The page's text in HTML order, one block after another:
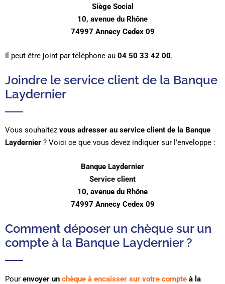
Siège Social
10, avenue du Rhône
74997 Annecy Cedex 09
Il peut être joint par téléphone au 04 50 33 42 00.
Joindre le service client de la Banque
Laydernier
Vous souhaitez vous adresser au service client de la Banque
Laydernier ? Voici ce que vous devez indiquer sur l'enveloppe :
Banque Laydernier
Service client
10, avenue du Rhône
74997 Annecy Cedex 09
Comment déposer un chèque sur un
compte à la Banque Laydernier ?
Pour envoyer un chèque à encaisser sur votre compte à la